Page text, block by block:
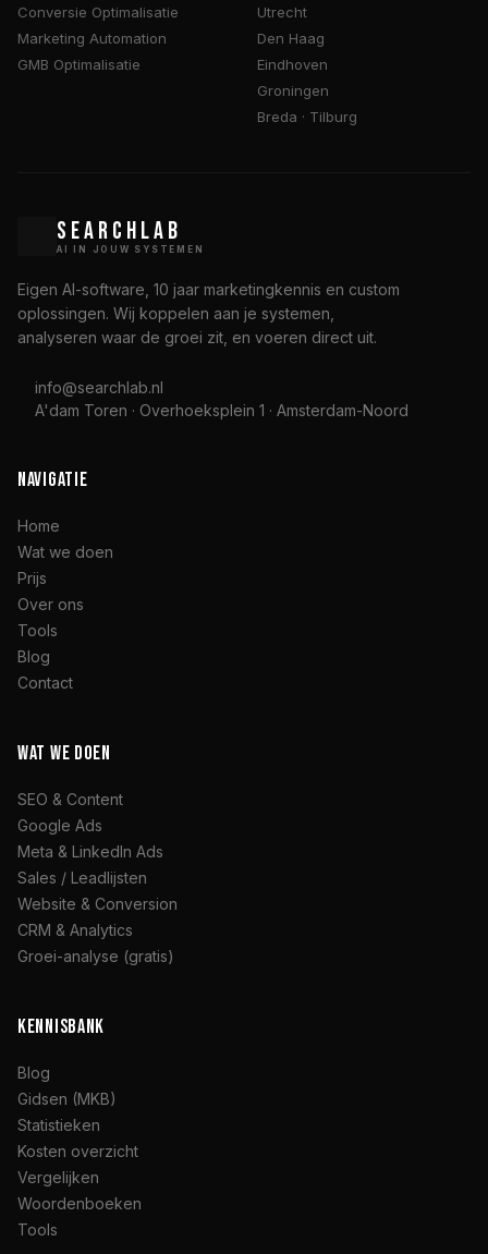
Conversie Optimalisatie
Marketing Automation
GMB Optimalisatie
Utrecht
Den Haag
Eindhoven
Groningen
Breda · Tilburg
SEARCHLAB
AI IN JOUW SYSTEMEN
Eigen AI-software, 10 jaar marketingkennis en custom
oplossingen. Wij koppelen aan je systemen,
analyseren waar de groei zit, en voeren direct uit.
info@searchlab.nl
A'dam Toren · Overhoeksplein 1 · Amsterdam-Noord
NAVIGATIE
Home
Wat we doen
Prijs
Over ons
Tools
Blog
Contact
WAT WE DOEN
SEO & Content
Google Ads
Meta & LinkedIn Ads
Sales / Leadlijsten
Website & Conversion
CRM & Analytics
Groei-analyse (gratis)
KENNISBANK
Blog
Gidsen (MKB)
Statistieken
Kosten overzicht
Vergelijken
Woordenboeken
Tools